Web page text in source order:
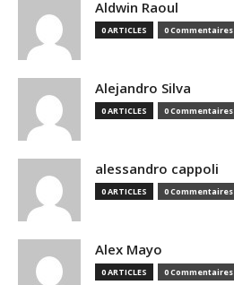
Aldwin Raoul
0 ARTICLES 0 Commentaires
Alejandro Silva
0 ARTICLES 0 Commentaires
alessandro cappoli
0 ARTICLES 0 Commentaires
Alex Mayo
0 ARTICLES 0 Commentaires